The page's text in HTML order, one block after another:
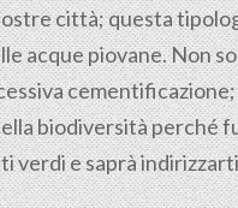
città; questa
acque piovane. Non
biodiversità perché
verdi e saprà